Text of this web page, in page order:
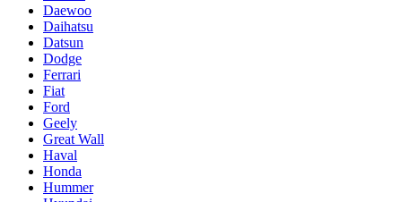
Daewoo
Daihatsu
Datsun
Dodge
Ferrari
Fiat
Ford
Geely
Great Wall
Haval
Honda
Hummer